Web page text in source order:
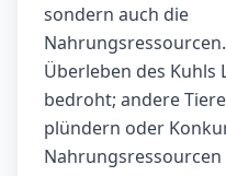
sondern auch die
Überleben des Kuhls
bedroht; andere
plündern oder